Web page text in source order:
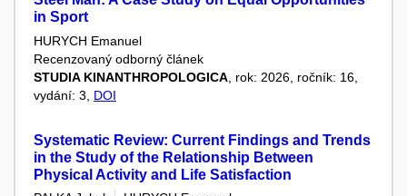
in Sport
HURYCH Emanuel
Recenzovaný odborný článek
STUDIA KINANTHROPOLOGICA , rok: 2026, ročník: 16,
vydání: 3, DOI
Systematic Review: Current Findings and Trends
in the Study of the Relationship Between
Physical Activity and Life Satisfaction